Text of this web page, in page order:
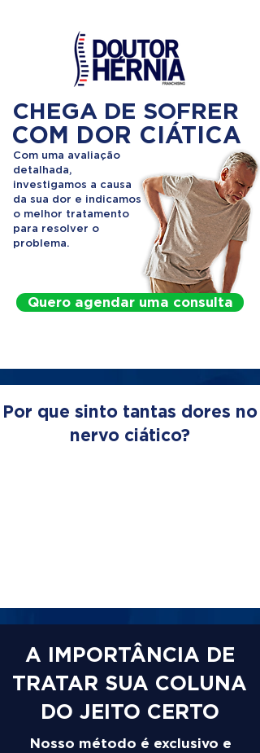
CHEGA DE SOFRER
COM DOR CIÁTICA
Com uma avaliação
detalhada,
investigamos a causa
da sua dor e indicamos
o melhor tratamento
para resolver o
problema.
Quero agendar uma consulta
Por que sinto tantas dores no
nervo ciático?
A IMPORTÂNCIA DE
TRATAR SUA COLUNA
DO JEITO CERTO
Nosso método é exclusivo e